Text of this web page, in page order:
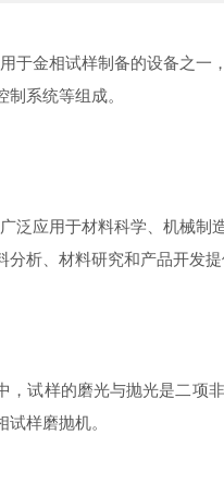
于金相试样制备的设备之一
系统等组成。
应用于材料科学、机械制
分析、材料研究和产品开发
试样的磨光与抛光是二项非
样磨抛机。